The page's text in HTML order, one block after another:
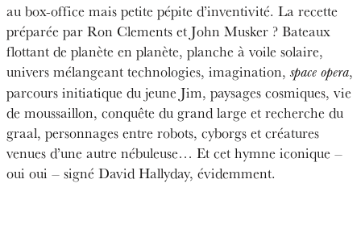
au box-office mais petite pépite d’inventivité. La recette
préparée par Ron Clements et John Musker ? Bateaux
flottant de planète en planète, planche à voile solaire,
univers mélangeant technologies, imagination, space opera,
parcours initiatique du jeune Jim, paysages cosmiques, vie
de moussaillon, conquête du grand large et recherche du
graal, personnages entre robots, cyborgs et créatures
venues d’une autre nébuleuse… Et cet hymne iconique –
oui oui – signé David Hallyday, évidemment.